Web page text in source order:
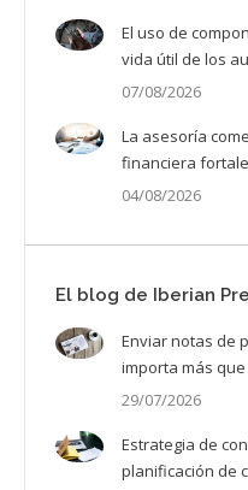
El uso de
vida útil de los
07/08/2026
La asesoría
financiera
04/08/2026
El blog de Iberian
Enviar notas de
importa más
29/07/2026
Estrategia de
planificación de